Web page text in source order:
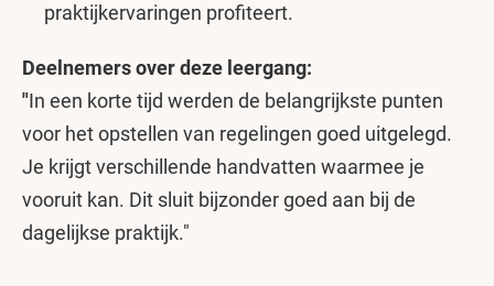
praktijkervaringen profiteert.
Deelnemers over deze leergang:
"In een korte tijd werden de belangrijkste punten
voor het opstellen van regelingen goed uitgelegd.
Je krijgt verschillende handvatten waarmee je
vooruit kan. Dit sluit bijzonder goed aan bij de
dagelijkse praktijk."